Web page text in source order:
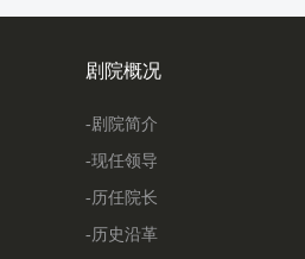
剧院概况
-剧院简介
-现任领导
-历任院长
-历史沿革